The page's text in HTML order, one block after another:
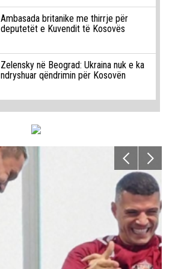
Ambasada britanike me thirrje për
deputetët e Kuvendit të Kosovës
Zelensky në Beograd: Ukraina nuk e ka
ndryshuar qëndrimin për Kosovën